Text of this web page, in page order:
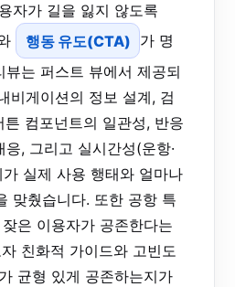
자가 길을 잃지 않도록
행동 유도(CTA) 가 명
뷰는 퍼스트 뷰에서 제공되
비게이션의 정보 설계, 검
튼 컴포넌트의 일관성, 반응
, 그리고 실시간성(운항·
실제 사용 행태와 얼마나
맞췄습니다. 또한 공항 특
은 이용자가 공존한다는
친화적 가이드와 고빈도
균형 있게 공존하는지가